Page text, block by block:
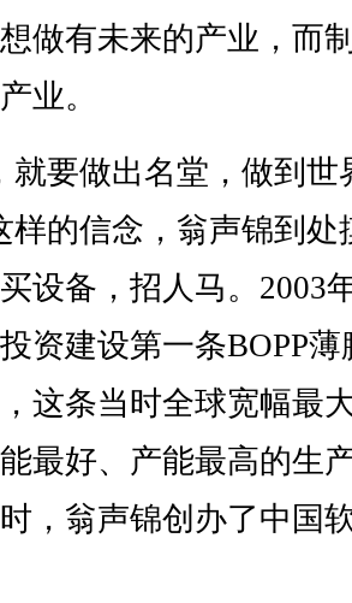
做有未来的产业，而
业。
要做出名堂，做到世
样的信念，翁声锦到处
设备，招人马。2003
资建设第一条BOPP薄
这条当时全球宽幅最
最好、产能最高的生
，翁声锦创办了中国